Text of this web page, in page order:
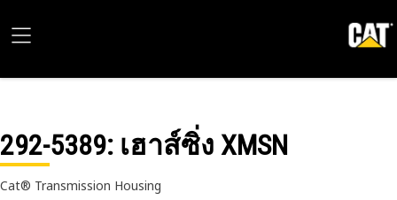
292-5389: เฮาส์ซิ่ง XMSN
Cat® Transmission Housing